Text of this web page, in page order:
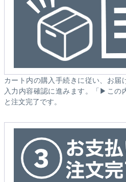
カート内の購入手続きに従い、お届
入力内容確認に進みます。「▶この
と注文完了です。